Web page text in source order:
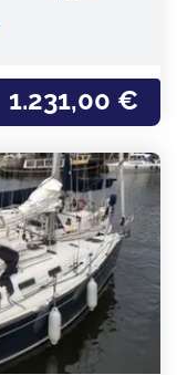
1.231,00 €